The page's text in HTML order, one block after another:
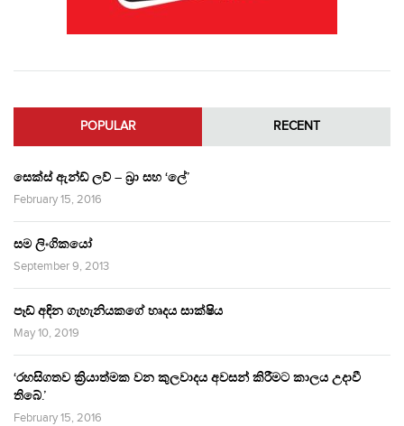
POPULAR RECENT
සෙක්ස් ඇන්ඩ් ලව් – බ්‍රා සහ ‘ලේ’
February 15, 2016
සම ලිංගිකයෝ
September 9, 2013
පෑඩ් අඳින ගැහැනියකගේ හෘදය සාක්ෂිය
May 10, 2019
‘රහසිගතව ක්‍රියාත්මක වන කුලවාදය අවසන් කිරීමට කාලය උදාවී
තිබේ.’
February 15, 2016